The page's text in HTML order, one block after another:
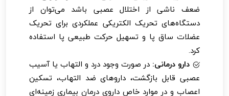
ضعف ناشی از اختلال عصبی باشد می‌توان از
دستگاه‌های تحریک الکتریکی عملکردی برای تحریک
عضلات ساق پا و تسهیل حرکت طبیعی پا استفاده
کرد.
دارو درمانی: در صورت وجود درد و التهاب یا آسیب
عصبی قابل بازگشت، داروهای ضد التهاب، تسکین
اعصاب و در موارد خاص داروی درمان بیماری زمینه‌ای